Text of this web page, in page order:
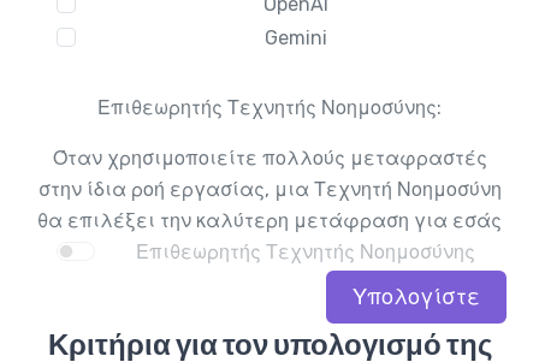
Gemini
Επιθεωρητής Τεχνητής Νοημοσύνης:
Όταν χρησιμοποιείτε πολλούς μεταφραστές
στην ίδια ροή εργασίας, μια Τεχνητή Νοημοσύνη
θα επιλέξει την καλύτερη μετάφραση για εσάς
Επιθεωρητής Τεχνητής Νοημοσύνης
Υπολογίστε
Κριτήρια για τον υπολογισμό της